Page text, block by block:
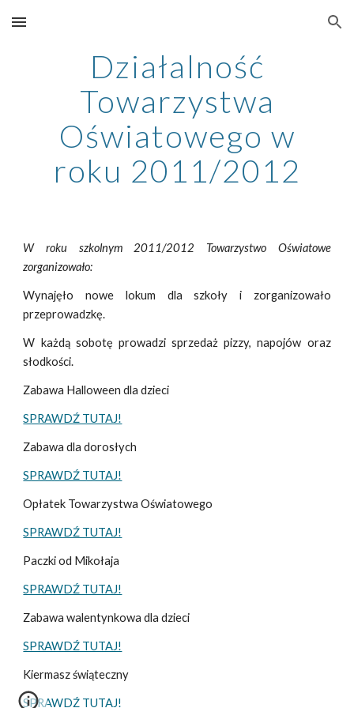
Skip to main content Skip to navigation
Działalność
Towarzystwa
Oświatowego w
roku 2011/2012
W roku szkolnym 2011/2012 Towarzystwo Oświatowe
zorganizowało:
Wynajęło nowe lokum dla szkoły i zorganizowało
przeprowadzkę.
W każdą sobotę prowadzi sprzedaż pizzy, napojów oraz
słodkości.
Zabawa Halloween dla dzieci
SPRAWDŹ TUTAJ!
Zabawa dla dorosłych
SPRAWDŹ TUTAJ!
Opłatek Towarzystwa Oświatowego
SPRAWDŹ TUTAJ!
Paczki od Mikołaja
SPRAWDŹ TUTAJ!
Zabawa walentynkowa dla dzieci
SPRAWDŹ TUTAJ!
Kiermasz świąteczny
SPRAWDŹ TUTAJ!